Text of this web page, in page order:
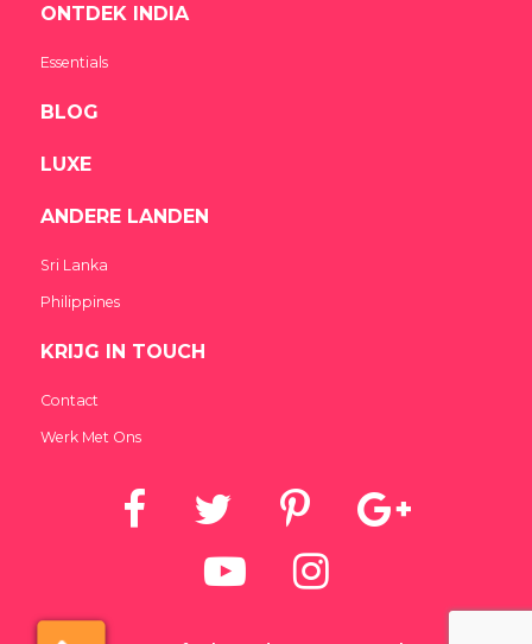
ONTDEK INDIA
Essentials
BLOG
LUXE
ANDERE LANDEN
Sri Lanka
Philippines
KRIJG IN TOUCH
Contact
Werk Met Ons